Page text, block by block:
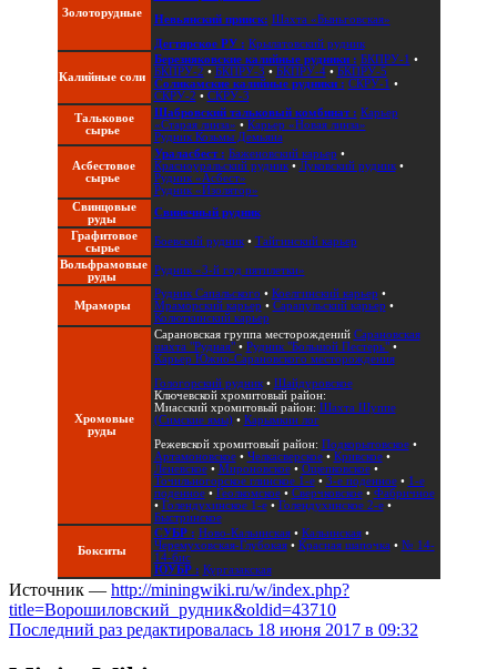
Золоторудные
Невьянский прииск: Шахта «Быньговская»
Дегтярское РУ : Крылатовский рудник
Калийные соли
Березняковские калийные рудники : БКПРУ-1 •
БКПРУ-2 • БКПРУ-3 • БКПРУ-4• БКПРУ-5
Соликамские калийные рудники : СКРУ-1 •
СКРУ-2 • СКРУ-3
Тальковое
сырье
Шабровский тальковый комбинат : Карьер
«Старая линза» • Карьер «Новая линза»
Рудник Козьмы Демьяна
Асбестовое
сырье
Ураласбест : Баженовский карьер •
Красноуральский рудник• Луковский рудник•
Рудник «Асбест»
Рудник «Изолятор»
Свинцовые
руды
Свинечный рудник
Графитовое
сырье
Боевский рудник• Тайгинский карьер
Вольфрамовые
руды
Рудник «3-й год пятилетки»
Мраморы
Рудник Сапальского • Коелгинский карьер •
Мраморский карьер • Сарапульский карьер •
Колюткинский карьер
Хромовые
руды
Сарановская группа месторождений Сарановская
шахта "Рудная"• Рудник "Большой Пестерь"•
Карьер Южно-Сарановского месторождения
Гологорский рудник• Шайдуровское
Ключевской хромитовый район:
Миасский хромитовый район: Шахта Шуппе
(Симские ямы)• Карымкин лог
Режевской хромитовый район: Подкорытовское•
Артамоновское• Челкасверское• Кривское•
Леневское• Мироновское• Ощепковское•
Точильногорское глинское 1-е• 3-е поденное• 1-е
поденное• Геолкомское• Сверчковское• Фабричное
• Голендухинское 1-е• Голендухинское 2-е•
Быстринское
Бокситы
СУБР : Ново-Кальинская• Кальинская•
Черемуховская-Глубокая• Красная шапочка• № 14-
14-бис
ЮУБР : Кургазакская
Источник — http://miningwiki.ru/w/index.php?
title=Ворошиловский_рудник&oldid=43710
Последний раз редактировалась 18 июня 2017 в 09:32